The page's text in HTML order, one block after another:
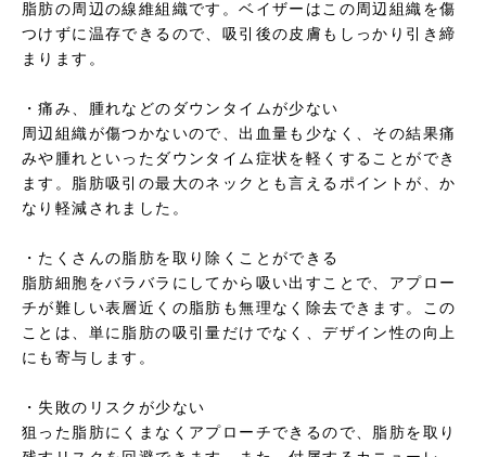
脂肪の周辺の線維組織です。ベイザーはこの周辺組織を傷
つけずに温存できるので、吸引後の皮膚もしっかり引き締
まります。
・痛み、腫れなどのダウンタイムが少ない
周辺組織が傷つかないので、出血量も少なく、その結果痛
みや腫れといったダウンタイム症状を軽くすることができ
ます。脂肪吸引の最大のネックとも言えるポイントが、か
なり軽減されました。
・たくさんの脂肪を取り除くことができる
脂肪細胞をバラバラにしてから吸い出すことで、アプロー
チが難しい表層近くの脂肪も無理なく除去できます。この
ことは、単に脂肪の吸引量だけでなく、デザイン性の向上
にも寄与します。
・失敗のリスクが少ない
狙った脂肪にくまなくアプローチできるので、脂肪を取り